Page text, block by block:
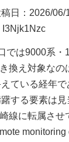
日：2026/06/
I3Njk1Nzc
では9000系・
換え対象なの
ている経年
する要素は見
線に転属させ
monitoring